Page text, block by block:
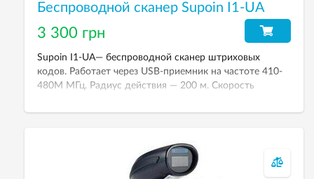
Беспроводной сканер Supoin I1-UA
3 300 грн
Supoin I1-UA— беспроводной сканер штриховых
кодов. Работает через USB-приемник на частоте 410-
480M МГц. Радиус действия — 200 м. Скорость
сканирования до 40 см.